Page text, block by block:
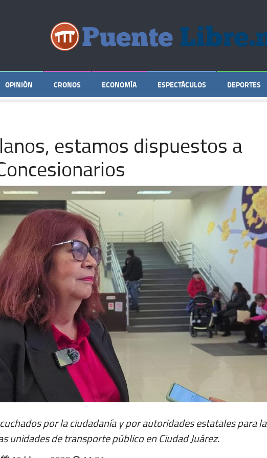
OPINIÓN CRONOS ECONOMÍA ESPECTÁCULOS DEPORTES
estamos dispuestos a
por la ciudadanía y por autoridades estatales para la
unidades de transporte público en Ciudad Juárez.